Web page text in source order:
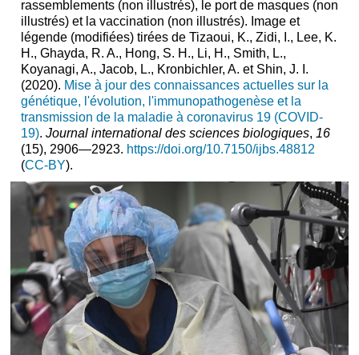
rassemblements (non illustrés), le port de masques (non
illustrés) et la vaccination (non illustrés). Image et
légende (modifiées) tirées de Tizaoui, K., Zidi, I., Lee, K.
H., Ghayda, R. A., Hong, S. H., Li, H., Smith, L.,
Koyanagi, A., Jacob, L., Kronbichler, A. et Shin, J. I.
(2020). Mise à jour des connaissances actuelles sur la
génétique, l'évolution, l'immunopathogenèse et la
transmission de la maladie à coronavirus 19 (COVID-
19). Journal international des sciences biologiques, 16
(15), 2906—2923. https://doi.org/10.7150/ijbs.48812
(CC-BY).